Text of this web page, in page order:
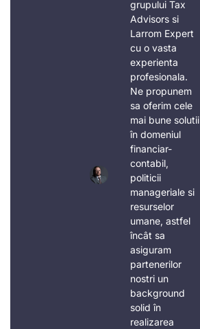
grupului Tax
Advisors si
Larrom Expert
cu o vasta
experienta
profesionala.
Ne propunem
sa oferim cele
mai bune solutii
în domeniul
financiar-
contabil,
politicii
manageriale si
resurselor
umane, astfel
încât sa
asiguram
partenerilor
nostri un
background
solid în
realizarea